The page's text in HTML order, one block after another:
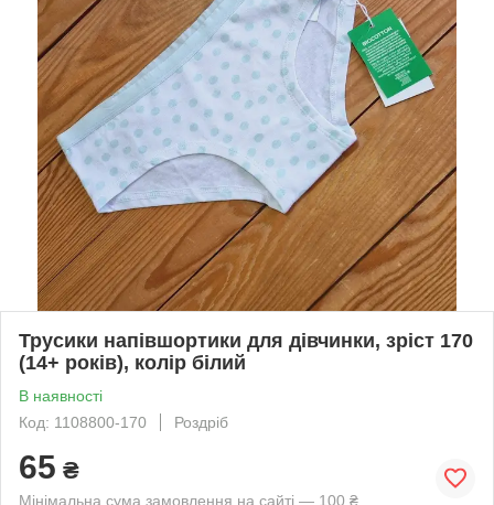
Трусики напівшортики для дівчинки, зріст 170
(14+ років), колір білий
В наявності
Код: 1108800-170
Роздріб
65 ₴
Мінімальна сума замовлення на сайті — 100 ₴